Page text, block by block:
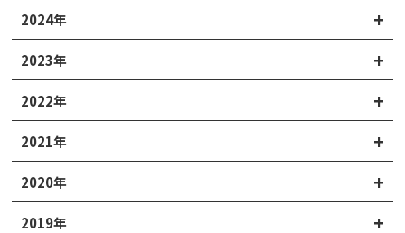
2024年
2023年
2022年
2021年
2020年
2019年